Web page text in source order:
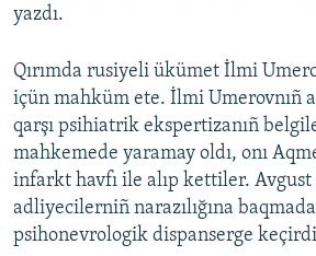
yazdı.
Qırımda rusiyeli ükümet İlmi
içün mahküm ete. İlmi Umerovnıñ
qarşı psihiatrik ekspertizanıñ
mahkemede yaramay oldı, onı
infarkt havfı ile alıp kettiler. Avgust
adliyecilerniñ narazılığına
psihonevrologik dispanserge